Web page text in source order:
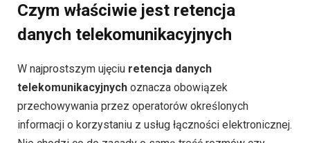
Czym właściwie jest retencja
danych telekomunikacyjnych
W najprostszym ujęciu retencja danych
telekomunikacyjnych oznacza obowiązek
przechowywania przez operatorów określonych
informacji o korzystaniu z usług łączności elektronicznej.